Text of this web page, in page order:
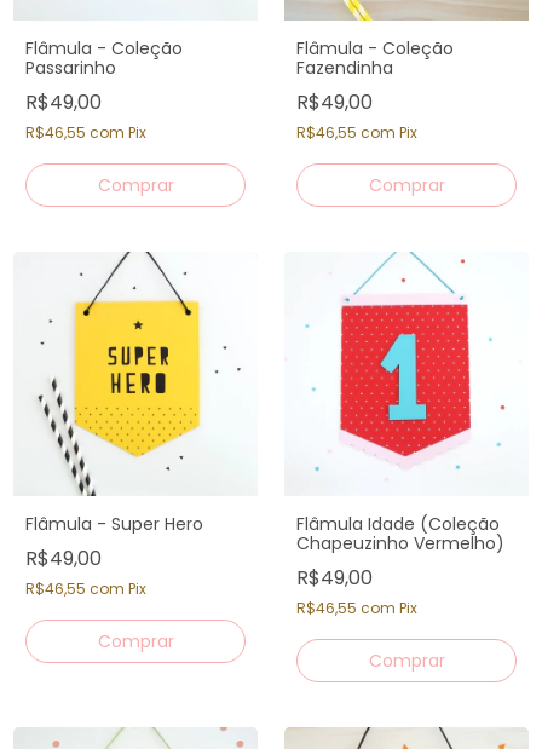
Flâmula - Coleção
Passarinho
R$49,00
R$46,55 com Pix
Flâmula - Coleção
Fazendinha
R$49,00
R$46,55 com Pix
Flâmula - Super Hero
R$49,00
R$46,55 com Pix
Flâmula Idade (Coleção
Chapeuzinho Vermelho)
R$49,00
R$46,55 com Pix